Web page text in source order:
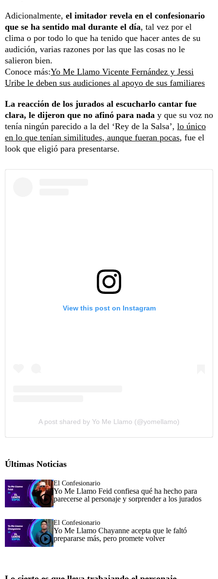
Adicionalmente, el imitador revela en el confesionario
que se ha sentido mal durante el día, tal vez por el
clima o por todo lo que ha tenido que hacer antes de su
audición, varias razones por las que las cosas no le
salieron bien.
Conoce más:Yo Me Llamo Vicente Fernández y Jessi
Uribe le deben sus audiciones al apoyo de sus familiares
La reacción de los jurados al escucharlo cantar fue
clara, le dijeron que no afinó para nada y que su voz no
tenía ningún parecido a la del ‘Rey de la Salsa’, lo único
en lo que tenían similitudes, aunque fueran pocas, fue el
look que eligió para presentarse.
View this post on Instagram
A post shared by Yo Me Llamo (@yomellamo)
Últimas Noticias
El Confesionario
Yo Me Llamo Feid confiesa qué ha hecho para
parecerse al personaje y sorprender a los jurados
El Confesionario
Yo Me Llamo Chayanne acepta que le faltó
prepararse más, pero promete volver